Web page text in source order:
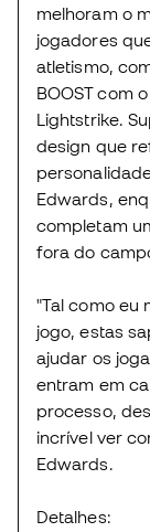
melhoram o
jogadores
atletismo,
BOOST com
Lightstrike.
design que
Edwards,
completam
fora do
"Tal como eu
jogo, estas
ajudar os
entram em
processo,
incrível ver
Edwards.
Detalhes: